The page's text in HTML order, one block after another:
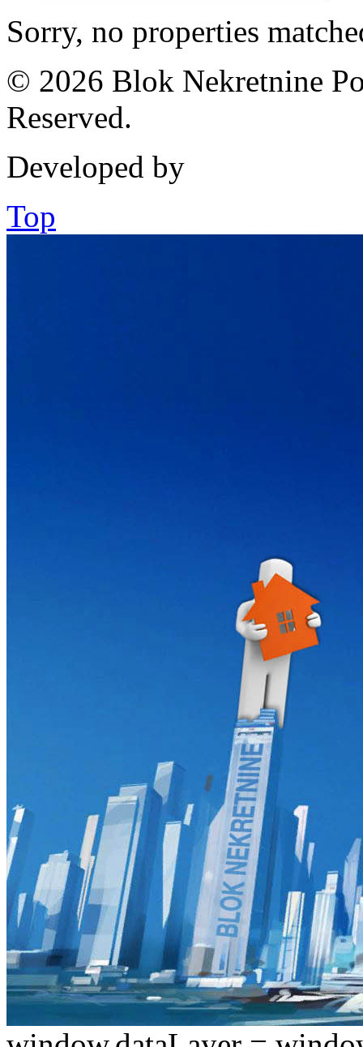
Sorry, no properties
© 2026 Blok Nekretnine
Reserved.
Developed by
Top